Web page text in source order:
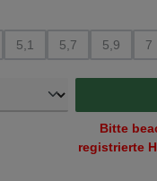
ist zurzeit nicht verfügbar.)
Option ist zurzeit nicht
5,1
(Diese Option ist zurzeit
5,7
(Diese Option ist
5,9
(Diese
7
Bitte
registrierte